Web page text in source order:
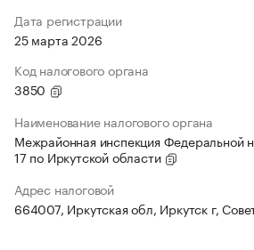
Дата регистрации
25 марта 2026
Код налогового органа
3850
Наименование налогового органа
Межрайонная инспекция Федеральной
17 по Иркутской области
Адрес налоговой
664007, Иркутская обл, Иркутск г,